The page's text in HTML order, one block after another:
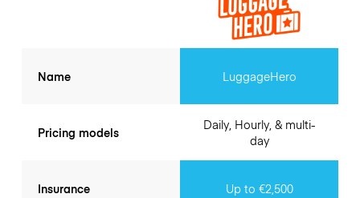
Name
Pricing models
Insurance
LuggageHero
Daily, Hourly, & multi-
day
Up to €2,500